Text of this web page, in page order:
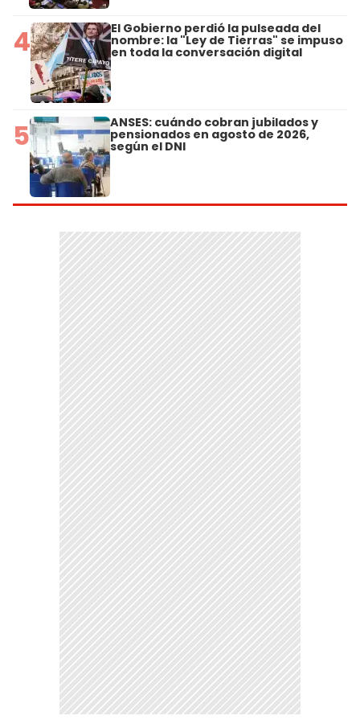
4 El Gobierno perdió la pulseada del
nombre: la "Ley de Tierras" se impuso
en toda la conversación digital
5 ANSES: cuándo cobran jubilados y
pensionados en agosto de 2026,
según el DNI